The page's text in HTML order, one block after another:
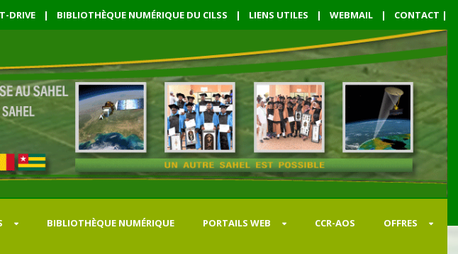
DRIVE | BIBLIOTHÈQUE NUMÉRIQUE DU CILSS | LIENS UTILES | WEBMAIL | CONTACT |
BIBLIOTHÈQUE NUMÉRIQUE PORTAILS WEB CCR-AOS OFFRES